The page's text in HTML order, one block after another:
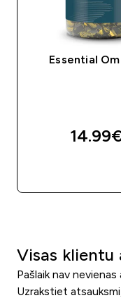
Essential
Visas klientu
Pašlaik nav nevienas
Uzrakstiet